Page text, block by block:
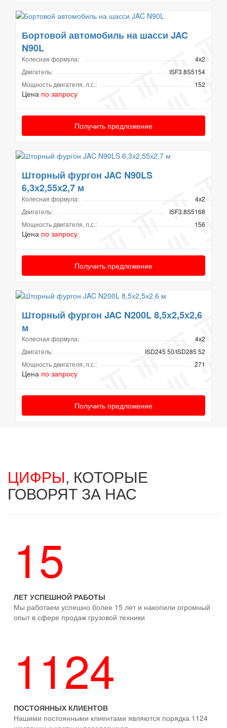
Бортовой автомобиль на шасси JAC
N90L
Колесная формула:
4х2
Двигатель:
ISF3.8S5154
Мощность двигателя, л.с.:
152
Цена по запросу
Получить предложение
Шторный фургон JAC N90LS
6,3х2,55х2,7 м
Колесная формула:
4х2
Двигатель:
ISF3.8S5168
Мощность двигателя, л.с.:
156
Цена по запросу
Получить предложение
Шторный фургон JAC N200L 8,5х2,5х2,6
м
Колесная формула:
4х2
Двигатель:
ISD245 50/ISD285 52
Мощность двигателя, л.с.:
271
Цена по запросу
Получить предложение
ЦИФРЫ, КОТОРЫЕ
ГОВОРЯТ ЗА НАС
15
ЛЕТ УСПЕШНОЙ РАБОТЫ
Мы работаем успешно более 15 лет и накопили огромный
опыт в сфере продаж грузовой техники
1124
ПОСТОЯННЫХ КЛИЕНТОВ
Нашими постоянными клиентами являются порядка 1124